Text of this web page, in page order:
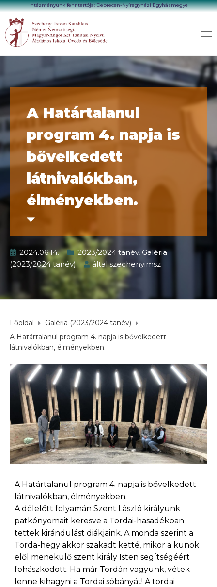
Intézményünk fenntartója: Debrecen-Nyíregyházi Egyházmegye
A Határtalanul
program 4. napja is
bővelkedett
látnivalókban,
élményekben.
2024.06.14. 2023/2024 tanév, Galéria
(2023/2024 tanév)
általszechenyimsz
Főoldal
Galéria (2023/2024 tanév)
A Határtalanul program 4. napja is bővelkedett
látnivalókban, élményekben.
A Határtalanul program 4. napja is bővelkedett
látnivalókban, élményekben.
A délelőtt folyamán Szent László királyunk
patkónyomait keresve a Tordai-hasadékban
tettek kirándulást diákjaink. A monda szerint a
Torda-hegy akkor szakadt ketté, mikor a kunok
elől menekülő szent király Isten segítségéért
fohászkodott. Ha már Tordán vagyunk, vétek
lenne kihagyni a Tordai sóbányát! A tordai